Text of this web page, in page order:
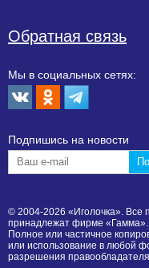
Обратная связь
Мы в социальных сетях:
Подпишиcь на новости
© 2004-2026 «Иголочка». Все
принадлежат фирме «Гамма».
Полное или частичное
или использование в любой
разрешения